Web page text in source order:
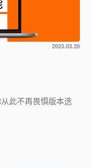
2023.03.20
此不再畏惧版本迭